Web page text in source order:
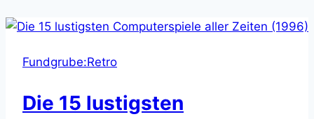
Fundgrube:Retro
Die 15 lustigsten